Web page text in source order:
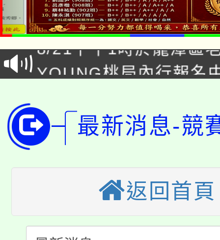
「本色祭」8/29、30
場熱烈登場!
8/21下午1時於龍潭區
徵才活動。
YOUNG桃局內行報名
開!
115年桃園市運動會8/
田徑場及游泳池舉行。
桃園市低收入戶享有免
視費優惠，中低收入戶
半價優惠，詳情可洽有
者。
大園自造教育及科技中
份教師增能研習
大溪自造教育及科技
份教師研習
淨零綠生活教案入校路
最新消息-競
返回首頁